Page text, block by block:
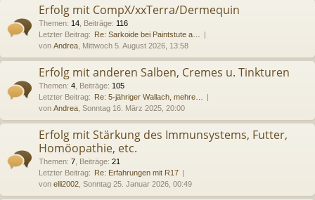
Erfolg mit CompX/xxTerra/Dermequin
Themen: 14 Beiträge: 116
Letzter Beitrag: Re: Sarkoide bei Paintstute a…
von Andrea , Mittwoch 5. August 2026, 13:58
Erfolg mit anderen Salben, Cremes u. Tinkturen
Themen: 4 Beiträge: 105
Letzter Beitrag: Re: 5-jähriger Wallach, mehre…
von Andrea , Sonntag 16. März 2025, 20:00
Erfolg mit Stärkung des Immunsystems, Futter,
Homöopathie, etc.
Themen: 7 Beiträge: 21
Letzter Beitrag: Re: Erfahrungen mit R17
von elli2002 , Sonntag 25. Januar 2026, 00:49